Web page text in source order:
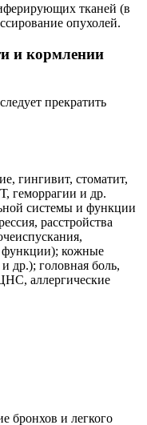
тканей (в
опухолей.
и кормлении
прекратить
гингивит, стоматит,
геморрагии и др.
системы и функции
расстройства
функции); кожные
др.); головная боль,
аллергические
бронхов и легкого